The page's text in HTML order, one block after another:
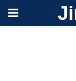
PRIMARY